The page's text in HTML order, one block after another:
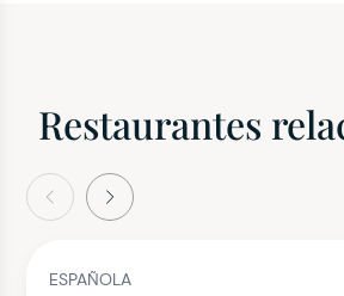
Restaurantes
Siguiente
ESPAÑOLA